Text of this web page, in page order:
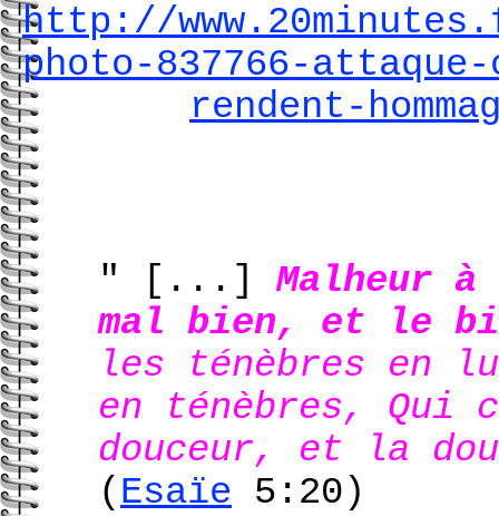
http://
photo-837766-
rendent-
" [...] Malheur
mal bien, et le
les ténèbres en
en ténèbres, Qui
douceur, et la
( Esaïe 5:20)